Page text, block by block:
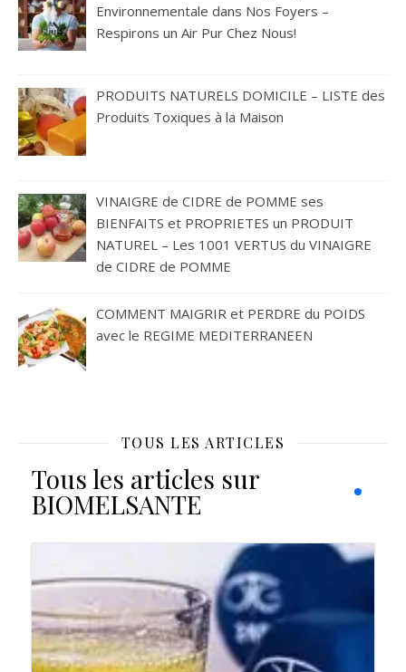
Environnementale dans Nos Foyers –
Respirons un Air Pur Chez Nous!
PRODUITS NATURELS DOMICILE – LISTE des
Produits Toxiques à la Maison
VINAIGRE de CIDRE de POMME ses
BIENFAITS et PROPRIETES un PRODUIT
NATUREL – Les 1001 VERTUS du VINAIGRE
de CIDRE de POMME
COMMENT MAIGRIR et PERDRE du POIDS
avec le REGIME MEDITERRANEEN
TOUS LES ARTICLES
Tous les articles sur
BIOMELSANTE